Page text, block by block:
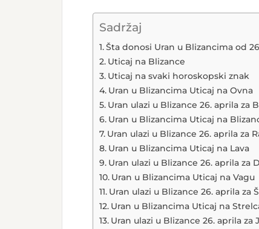
Sadržaj
Šta donosi Uran u Blizancima od
Uticaj na Blizance
Uticaj na svaki horoskopski znak
Uran u Blizancima Uticaj na Ovna
Uran ulazi u Blizance 26. aprila za
Uran u Blizancima Uticaj na
Uran ulazi u Blizance 26. aprila za
Uran u Blizancima Uticaj na Lava
Uran ulazi u Blizance 26. aprila za
Uran u Blizancima Uticaj na Vagu
Uran ulazi u Blizance 26. aprila za
Uran u Blizancima Uticaj na
Uran ulazi u Blizance 26. aprila za